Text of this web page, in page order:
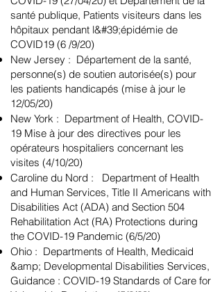
santé publique, Patients visiteurs dans les
hôpitaux pendant l&#39;épidémie de
COVID19 (6 /9/20)
New Jersey : Département de la santé,
personne(s) de soutien autorisée(s) pour
les patients handicapés (mise à jour le
12/05/20)
New York : Department of Health, COVID-
19 Mise à jour des directives pour les
opérateurs hospitaliers concernant les
visites (4/10/20)
Caroline du Nord : Department of Health
and Human Services, Title II Americans with
Disabilities Act (ADA) and Section 504
Rehabilitation Act (RA) Protections during
the COVID-19 Pandemic (6/5/20)
Ohio : Departments of Health, Medicaid
&amp; Developmental Disabilities Services,
Guidance : COVID-19 Standards of Care for